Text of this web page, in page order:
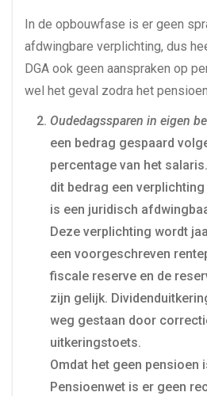
In de opbouwfase is er geen
afdwingbare verplichting, dus
DGA ook geen aanspraken op
wel het geval zodra het
Oudedagssparen in eigen
een bedrag gespaard
percentage van het
dit bedrag een
is een juridisch
Deze verplichting wordt
een voorgeschreven
fiscale reserve en de
zijn gelijk.
weg gestaan door
uitkeringstoets.
Omdat het geen pensioen
Pensioenwet is er geen